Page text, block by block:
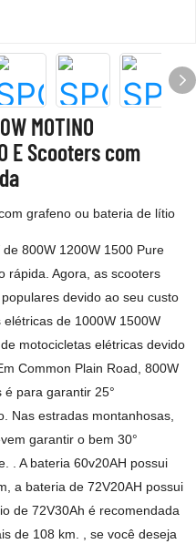
MOTINO
E Scooters com
grafeno ou bateria de lítio
800W 1200W 1500 Pure
rápida. Agora, as scooters
devido ao seu custo
de 1000W 1500W
motocicletas elétricas devido
Common Plain Road, 800W
para garantir 25°
Nas estradas montanhosas,
garantir o bem 30°
. A bateria 60v20AH possui
a bateria de 72V20AH possui
de 72V30Ah é recomendada
de 108 km. , se você deseja